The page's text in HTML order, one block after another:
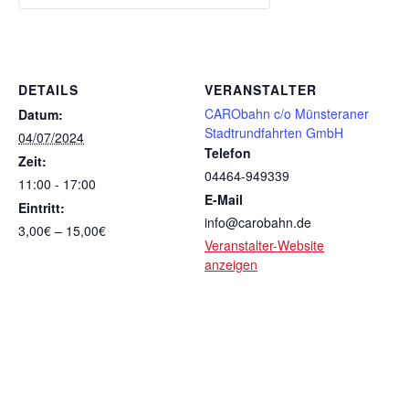
DETAILS
Datum:
04/07/2024
Zeit:
11:00 - 17:00
Eintritt:
3,00€ – 15,00€
VERANSTALTER
CARObahn c/o Münsteraner
Stadtrundfahrten GmbH
Telefon
04464-949339
E-Mail
info@carobahn.de
Veranstalter-Website
anzeigen